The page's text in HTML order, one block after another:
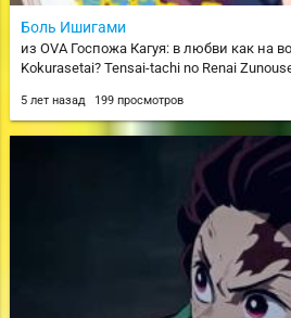
Боль Ишигами
из OVA Госпожа Кагуя: в любви как на
Kokurasetai? Tensai-tachi no Renai
5 лет назад 199 просмотров